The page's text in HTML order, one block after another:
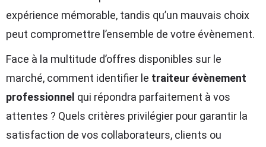
expérience mémorable, tandis qu’un mauvais choix
peut compromettre l’ensemble de votre évènement.
Face à la multitude d’offres disponibles sur le
marché, comment identifier le traiteur évènement
professionnel qui répondra parfaitement à vos
attentes ? Quels critères privilégier pour garantir la
satisfaction de vos collaborateurs, clients ou